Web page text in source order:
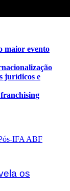
maior evento
jurídicos e
IFA ABF
os